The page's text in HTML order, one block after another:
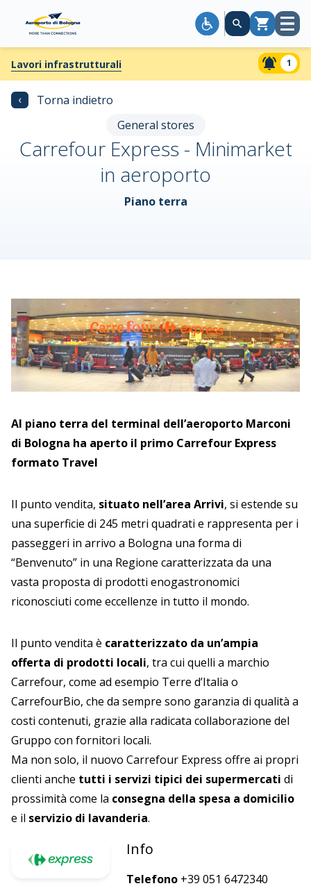
CarrelloApri
Lavori infrastrutturali 1
‹
Torna indietro
General stores
Carrefour Express - Minimarket
in aeroporto
Piano terra
Al piano terra del terminal dell’aeroporto Marconi
di Bologna ha aperto il primo Carrefour Express
formato Travel
Il punto vendita, situato nell’area Arrivi, si estende su
una superficie di 245 metri quadrati e rappresenta per i
passeggeri in arrivo a Bologna una forma di
“Benvenuto” in una Regione caratterizzata da una
vasta proposta di prodotti enogastronomici
riconosciuti come eccellenze in tutto il mondo.
Il punto vendita è caratterizzato da un’ampia
offerta di prodotti locali, tra cui quelli a marchio
Carrefour, come ad esempio Terre d’Italia o
CarrefourBio, che da sempre sono garanzia di qualità a
costi contenuti, grazie alla radicata collaborazione del
Gruppo con fornitori locali.
Ma non solo, il nuovo Carrefour Express offre ai propri
clienti anche tutti i servizi tipici dei supermercati di
prossimità come la consegna della spesa a domicilio
e il servizio di lavanderia.
Info
Telefono +39 051 6472340